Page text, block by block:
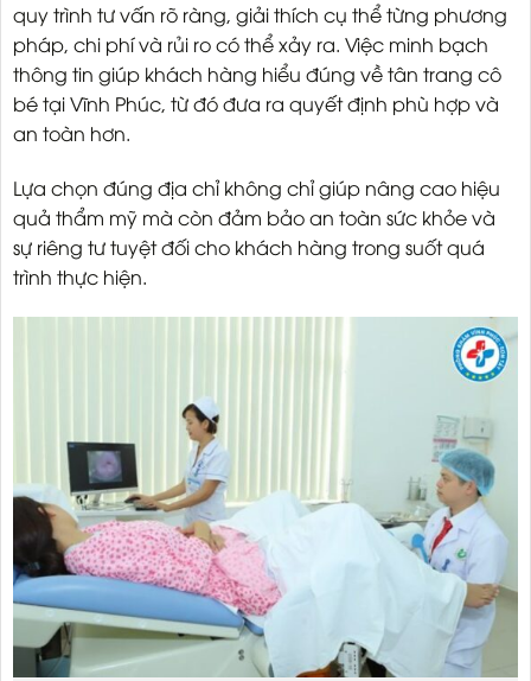
quy trình tư vấn rõ ràng, giải thích cụ thể từng phương
pháp, chi phí và rủi ro có thể xảy ra. Việc minh bạch
thông tin giúp khách hàng hiểu đúng về tân trang cô
bé tại Vĩnh Phúc, từ đó đưa ra quyết định phù hợp và
an toàn hơn.
Lựa chọn đúng địa chỉ không chỉ giúp nâng cao hiệu
quả thẩm mỹ mà còn đảm bảo an toàn sức khỏe và
sự riêng tư tuyệt đối cho khách hàng trong suốt quá
trình thực hiện.